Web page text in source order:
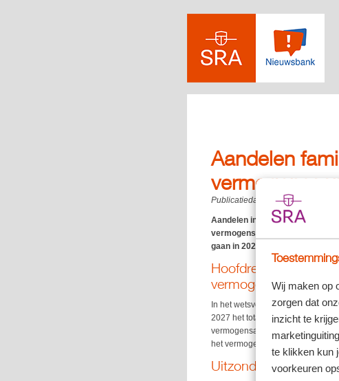
Wij maken op
zorgen dat
inzicht te
te klikken kun
voorkeuren
Aandelen
Publicatiedatum:22-04-2024
Aandelen in familiebedrijven
vermogenswinstbelasting
gaan in 2027.
Hoofdregel
In het wetsvoorstel Wet werkelijk
2027 het totale werkelijke
vermogensaanwasbelasting. Dit
het vermogen in een jaar in box 3
Uitzonderingen: